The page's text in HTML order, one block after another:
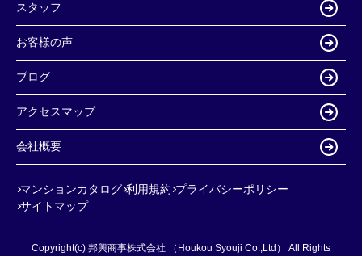
スタッフ
お客様の声
ブログ
アクセスマップ
会社概要
マンションカタログ 利用規約 プライバシーポリシー
サイトマップ
Copyright(c) 邦興商事株式会社 （Houkou Syouji Co.,Ltd） All Rights